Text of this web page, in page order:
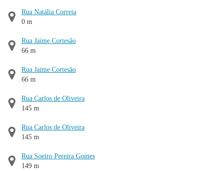
Rua Natália Correia
0 m
Rua Jaime Cortesão
66 m
Rua Jaime Cortesão
66 m
Rua Carlos de Oliveira
145 m
Rua Carlos de Oliveira
145 m
Rua Soeiro Pereira Gomes
149 m